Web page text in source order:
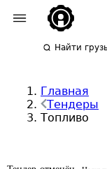
Найти
Главная
Тендеры
Топливо